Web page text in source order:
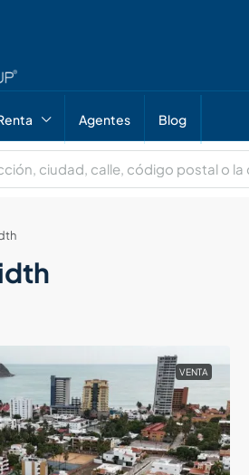
Agentes Blog
VENTA